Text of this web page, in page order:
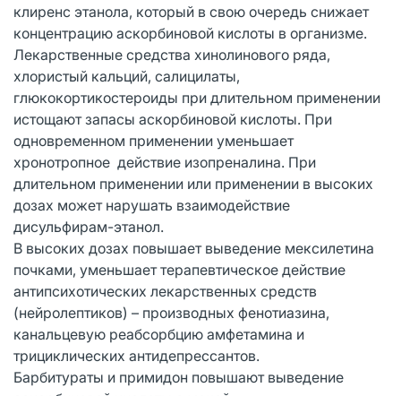
клиренс этанола, который в свою очередь снижает
концентрацию аскорбиновой кислоты в организме.
Лекарственные средства хинолинового ряда,
хлористый кальций, салицилаты,
глюкокортикостероиды при длительном применении
истощают запасы аскорбиновой кислоты. При
одновременном применении уменьшает
хронотропное действие изопреналина. При
длительном применении или применении в высоких
дозах может нарушать взаимодействие
дисульфирам-этанол.
В высоких дозах повышает выведение мексилетина
почками, уменьшает терапевтическое действие
антипсихотических лекарственных средств
(нейролептиков) – производных фенотиазина,
канальцевую реабсорбцию амфетамина и
трициклических антидепрессантов.
Барбитураты и примидон повышают выведение